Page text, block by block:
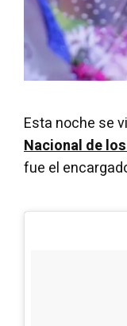
Esta noche se
Nacional de
fue el